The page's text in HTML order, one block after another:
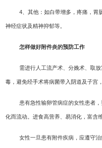
4、其他：如白带增多，疼痛，胃
神经症状及精神抑郁等。
怎样做好附件炎的预防工作
需进行人工流产术、分娩术、取
毒，避免经手术将病菌带入阴道及子宫
患有急性输卵管病症的女性患者
化而流动。进食高营养、易消化，富含
女性一旦患有附件疾病，应遵守